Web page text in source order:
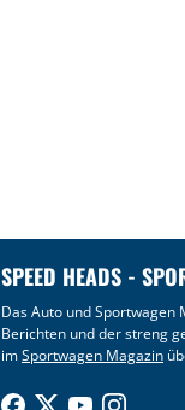
SPEED HEADS -
Das Auto und
Berichten und der streng
imSportwagen Magazin